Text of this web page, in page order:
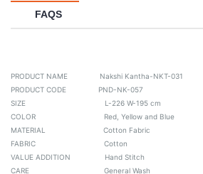
FAQS
PRODUCT NAME Nakshi Kantha-NKT-031
PRODUCT CODE PND-NK-057
SIZE L-226 W-195 cm
COLOR Red, Yellow and Blue
MATERIAL Cotton Fabric
FABRIC Cotton
VALUE ADDITION Hand Stitch
CARE General Wash